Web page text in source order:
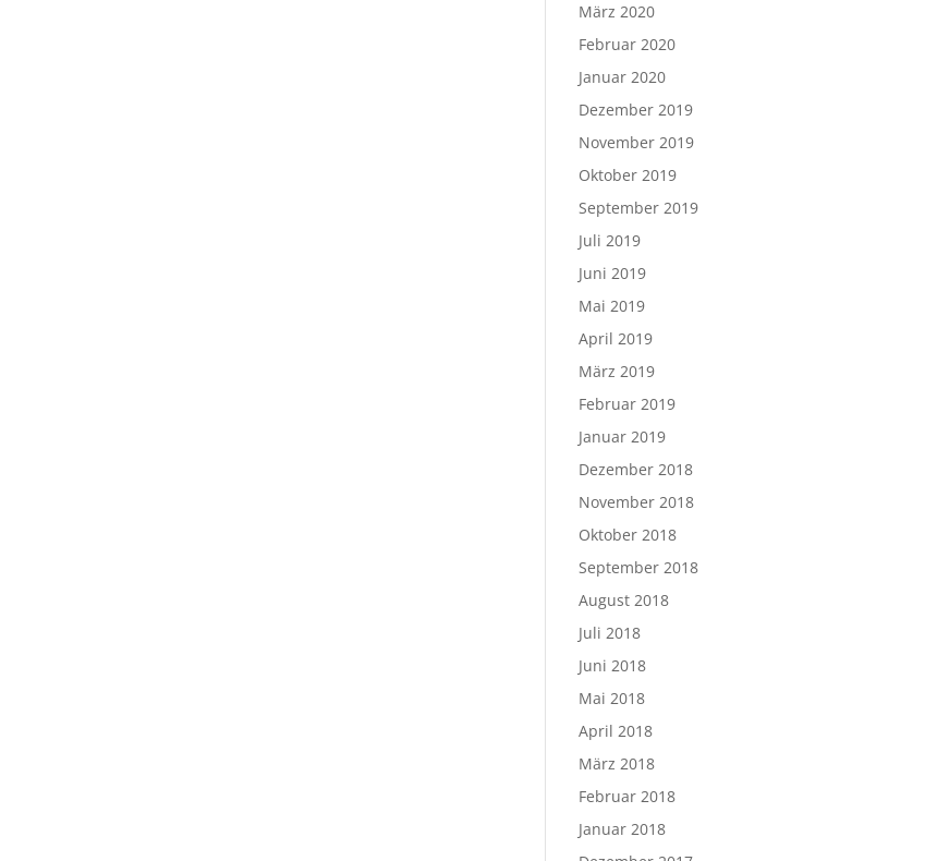
März 2020
Februar 2020
Januar 2020
Dezember 2019
November 2019
Oktober 2019
September 2019
Juli 2019
Juni 2019
Mai 2019
April 2019
März 2019
Februar 2019
Januar 2019
Dezember 2018
November 2018
Oktober 2018
September 2018
August 2018
Juli 2018
Juni 2018
Mai 2018
April 2018
März 2018
Februar 2018
Januar 2018